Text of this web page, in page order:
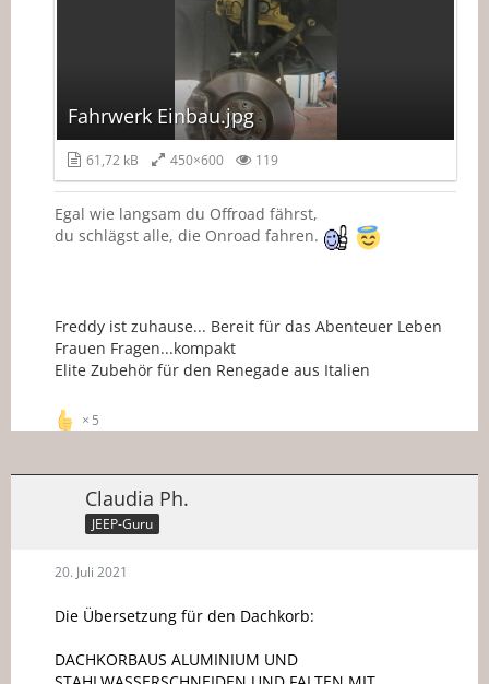
Fahrwerk Einbau.jpg
61,72 kB 450×600 119
Egal wie langsam du Offroad fährst,
du schlägst alle, die Onroad fahren.
Freddy ist zuhause... Bereit für das Abenteuer Leben
Frauen Fragen...kompakt
Elite Zubehör für den Renegade aus Italien
5
Claudia Ph.
JEEP-Guru
20. Juli 2021
Die Übersetzung für den Dachkorb:
DACHKORBAUS ALUMINIUM UND